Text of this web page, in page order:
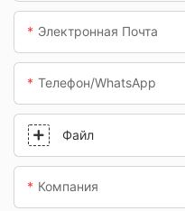
станции и
подземные
переходы.
Электронная Почта
Телефон/WhatsApp
Файл
Компания